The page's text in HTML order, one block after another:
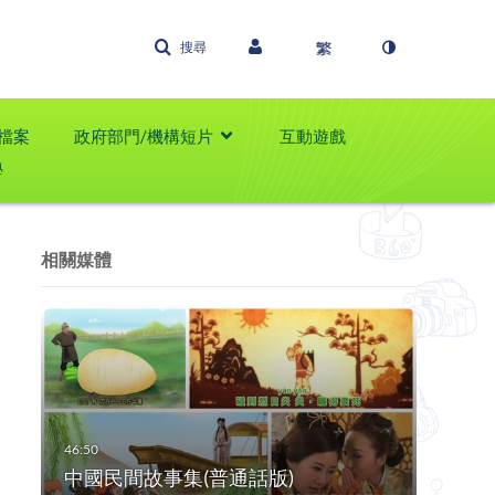
搜尋
案 政府部門/機構短片
互動遊戲
相關媒體
中國民間故事集(普通話版)